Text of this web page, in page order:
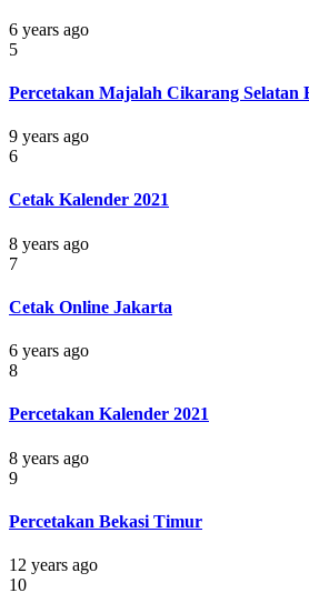
6 years ago
5
Percetakan Majalah Cikarang Selatan
9 years ago
6
Cetak Kalender 2021
8 years ago
7
Cetak Online Jakarta
6 years ago
8
Percetakan Kalender 2021
8 years ago
9
Percetakan Bekasi Timur
12 years ago
10